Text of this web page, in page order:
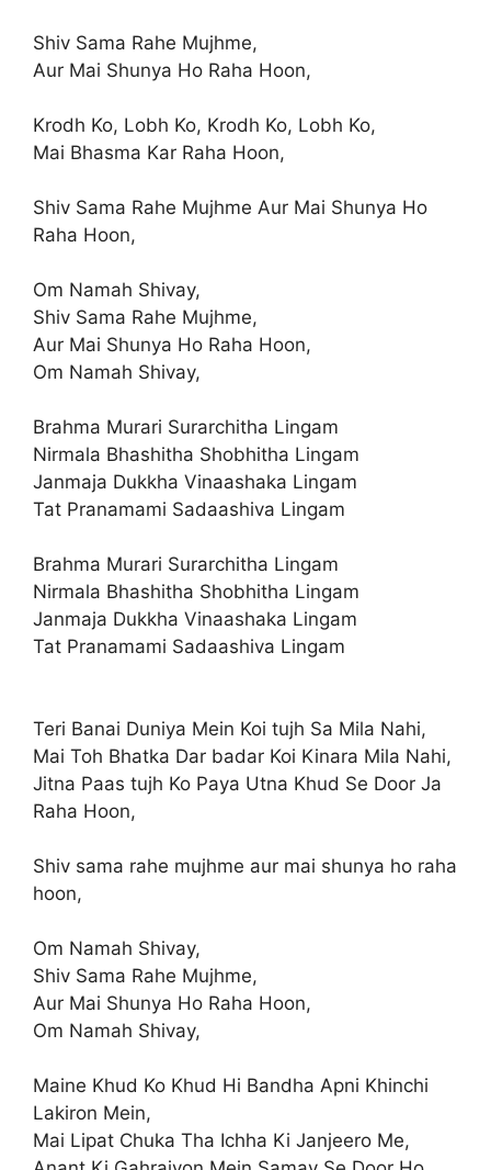
Shiv Sama Rahe Mujhme,
Aur Mai Shunya Ho Raha Hoon,
Krodh Ko, Lobh Ko, Krodh Ko, Lobh Ko,
Mai Bhasma Kar Raha Hoon,
Shiv Sama Rahe Mujhme Aur Mai Shunya Ho
Raha Hoon,
Om Namah Shivay,
Shiv Sama Rahe Mujhme,
Aur Mai Shunya Ho Raha Hoon,
Om Namah Shivay,
Brahma Murari Surarchitha Lingam
Nirmala Bhashitha Shobhitha Lingam
Janmaja Dukkha Vinaashaka Lingam
Tat Pranamami Sadaashiva Lingam
Brahma Murari Surarchitha Lingam
Nirmala Bhashitha Shobhitha Lingam
Janmaja Dukkha Vinaashaka Lingam
Tat Pranamami Sadaashiva Lingam
Teri Banai Duniya Mein Koi tujh Sa Mila Nahi,
Mai Toh Bhatka Dar badar Koi Kinara Mila Nahi,
Jitna Paas tujh Ko Paya Utna Khud Se Door Ja
Raha Hoon,
Shiv sama rahe mujhme aur mai shunya ho raha
hoon,
Om Namah Shivay,
Shiv Sama Rahe Mujhme,
Aur Mai Shunya Ho Raha Hoon,
Om Namah Shivay,
Maine Khud Ko Khud Hi Bandha Apni Khinchi
Lakiron Mein,
Mai Lipat Chuka Tha Ichha Ki Janjeero Me,